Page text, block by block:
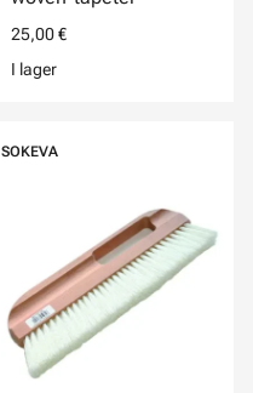
25,00 €
I lager
SOKEVA